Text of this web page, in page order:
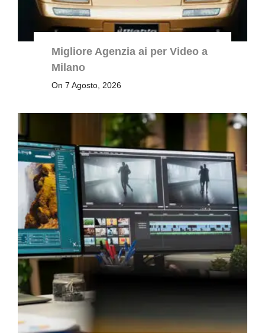
Migliore Agenzia ai per Video a
Milano
On 7 Agosto, 2026